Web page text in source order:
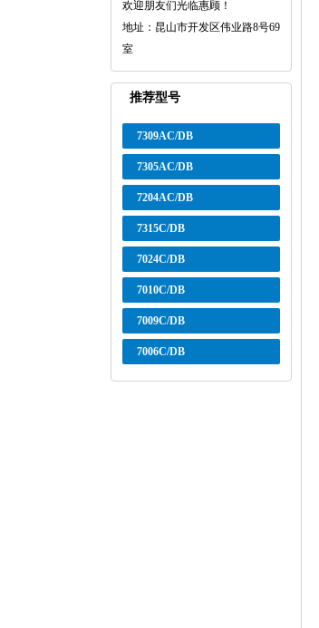
欢迎朋友们光临惠顾！
地址：昆山市开发区伟业路8号69
室
推荐型号
7309AC/DB
7305AC/DB
7204AC/DB
7315C/DB
7024C/DB
7010C/DB
7009C/DB
7006C/DB